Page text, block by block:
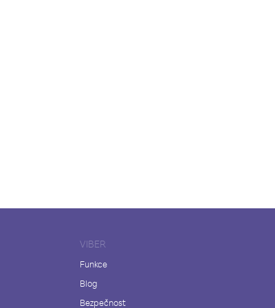
VIBER
Funkce
Blog
Bezpečnost